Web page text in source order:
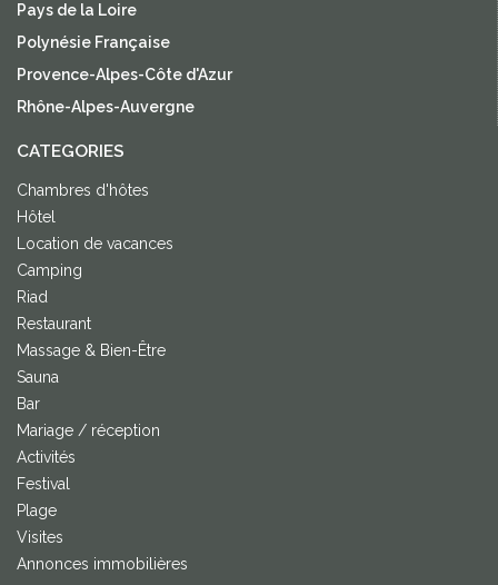
Pays de la Loire
Polynésie Française
Provence-Alpes-Côte d'Azur
Rhône-Alpes-Auvergne
CATEGORIES
Chambres d'hôtes
Hôtel
Location de vacances
Camping
Riad
Restaurant
Massage & Bien-Être
Sauna
Bar
Mariage / réception
Activités
Festival
Plage
Visites
Annonces immobilières